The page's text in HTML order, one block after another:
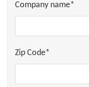
Company name*
Zip Code*